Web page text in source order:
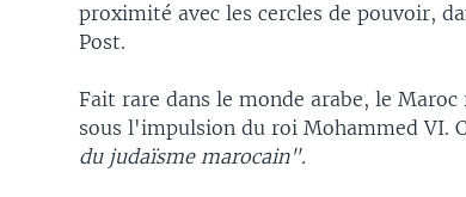
proximité avec les cercles de pouvoir,
Post.
Fait rare dans le monde arabe, le Maroc
sous l'impulsion du roi Mohammed VI.
du judaïsme marocain".